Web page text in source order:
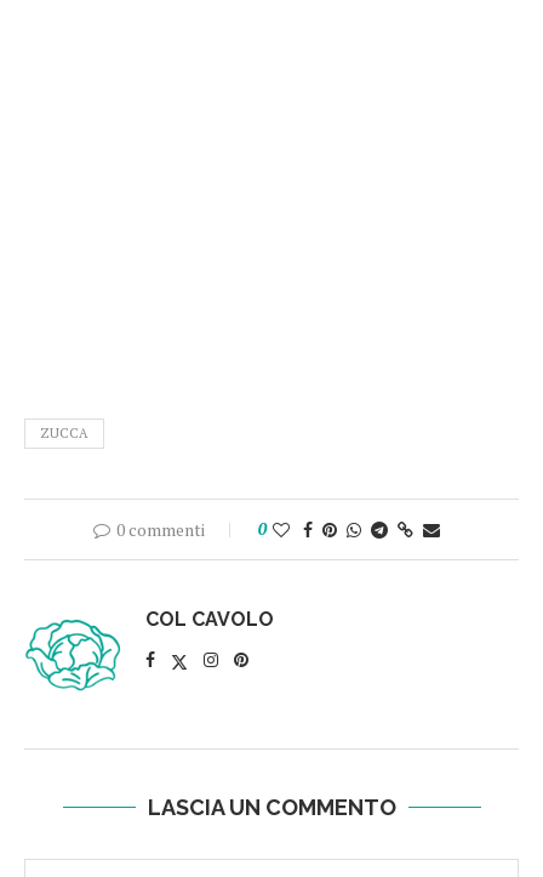
ZUCCA
0 commenti 0
COL CAVOLO
LASCIA UN COMMENTO